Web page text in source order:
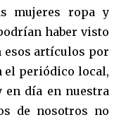
mujeres ropa y
haber visto
esos artículos por
el periódico local,
en día en nuestra
de nosotros no